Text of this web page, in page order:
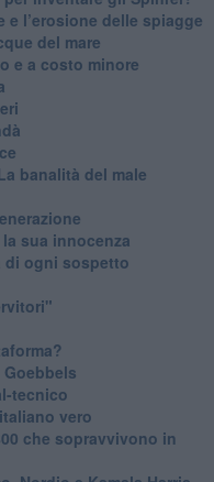
e l’erosione delle spiagge
del mare
e a costo minore
banalità del male
sua innocenza
di ogni sospetto
tecnico
vero
che sopravvivono in